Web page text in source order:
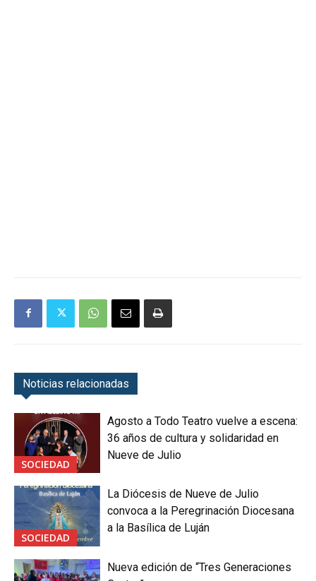
Noticias relacionadas
SOCIEDAD
Agosto a Todo Teatro vuelve a escena:
36 años de cultura y solidaridad en
Nueve de Julio
SOCIEDAD
La Diócesis de Nueve de Julio
convoca a la Peregrinación Diocesana
a la Basílica de Luján
Nueva edición de “Tres Generaciones